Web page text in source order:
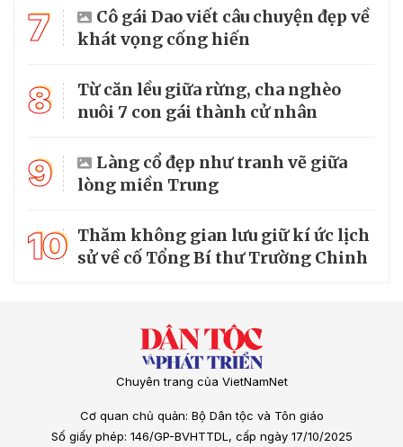
7
Cô gái Dao viết câu chuyện đẹp về
khát vọng cống hiến
8
Từ căn lều giữa rừng, cha nghèo
nuôi 7 con gái thành cử nhân
9
Làng cổ đẹp như tranh vẽ giữa
lòng miền Trung
10 Thăm không gian lưu giữ kí ức lịch
sử về cố Tổng Bí thư Trường Chinh
Chuyên trang của VietNamNet
Cơ quan chủ quản: Bộ Dân tộc và Tôn giáo
Số giấy phép: 146/GP-BVHTTDL, cấp ngày 17/10/2025